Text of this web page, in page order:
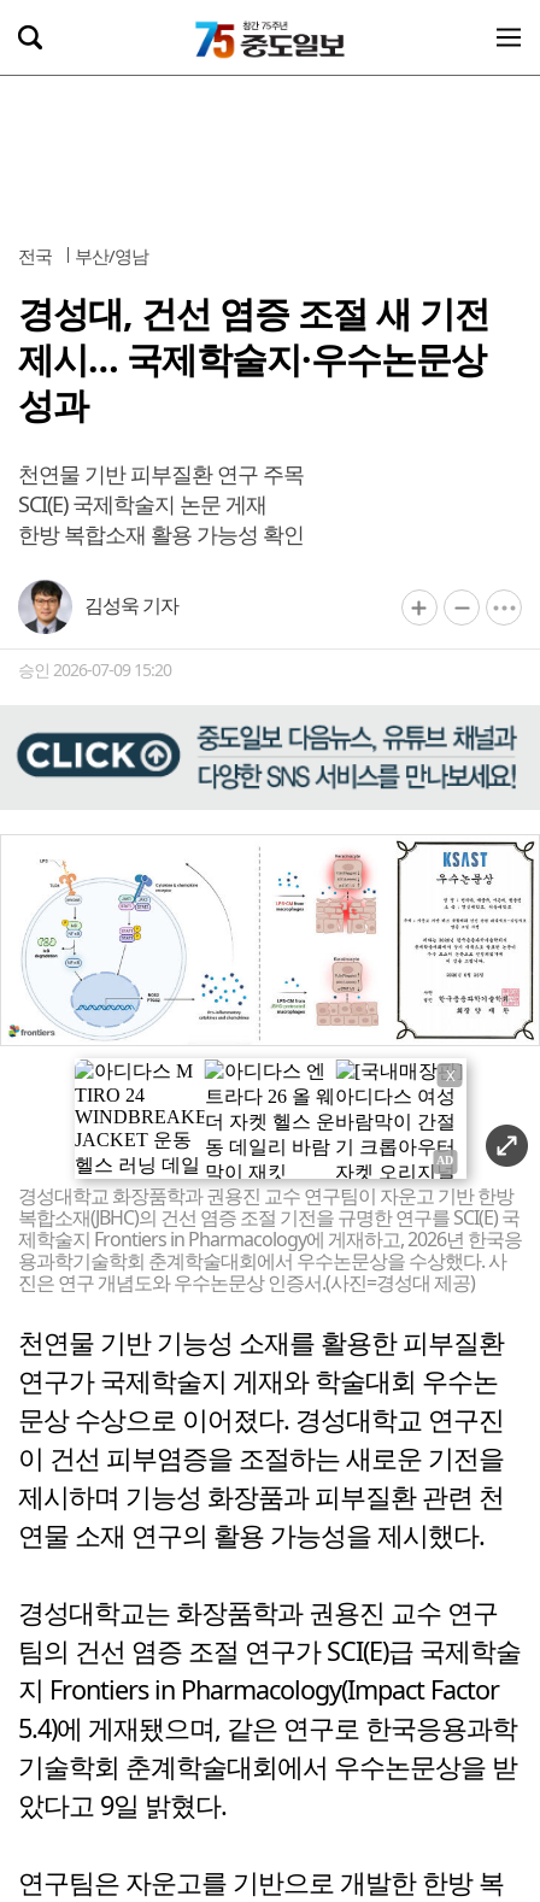
전국 부산/영남
경성대, 건선 염증 조절 새 기전
제시… 국제학술지·우수논문상
성과
천연물 기반 피부질환 연구 주목
SCI(E) 국제학술지 논문 게재
한방 복합소재 활용 가능성 확인
김성욱 기자
승인 2026-07-09 15:20
X
경성대학교 화장품학과 권용진 교수 연구팀이 자운고 기반 한방
복합소재(JBHC)의 건선 염증 조절 기전을 규명한 연구를 SCI(E) 국
제학술지 Frontiers in Pharmacology에 게재하고, 2026년 한국응
용과학기술학회 춘계학술대회에서 우수논문상을 수상했다. 사
진은 연구 개념도와 우수논문상 인증서.(사진=경성대 제공)
천연물 기반 기능성 소재를 활용한 피부질환
연구가 국제학술지 게재와 학술대회 우수논
문상 수상으로 이어졌다. 경성대학교 연구진
이 건선 피부염증을 조절하는 새로운 기전을
제시하며 기능성 화장품과 피부질환 관련 천
연물 소재 연구의 활용 가능성을 제시했다.
경성대학교는 화장품학과 권용진 교수 연구
팀의 건선 염증 조절 연구가 SCI(E)급 국제학술
지 Frontiers in Pharmacology(Impact Factor
5.4)에 게재됐으며, 같은 연구로 한국응용과학
기술학회 춘계학술대회에서 우수논문상을 받
았다고 9일 밝혔다.
연구팀은 자운고를 기반으로 개발한 한방 복